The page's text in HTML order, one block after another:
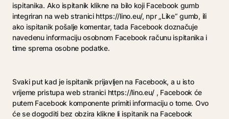
ispitanika. Ako ispitanik klikne na bilo koji Facebook gumb
integriran na web stranici https://lino.eu/, npr „Like“ gumb, ili
ako ispitanik pošalje komentar, tada Facebook doznačuje
navedenu informaciju osobnom Facebook računu ispitanika i
time sprema osobne podatke.
Svaki put kad je ispitanik prijavljen na Facebook, a u isto
vrijeme pristupa web stranici https://lino.eu/ , Facebook će
putem Facebook komponente primiti informaciju o tome. Ovo
će se dogoditi bez obzira klikne li ispitanik na Facebook